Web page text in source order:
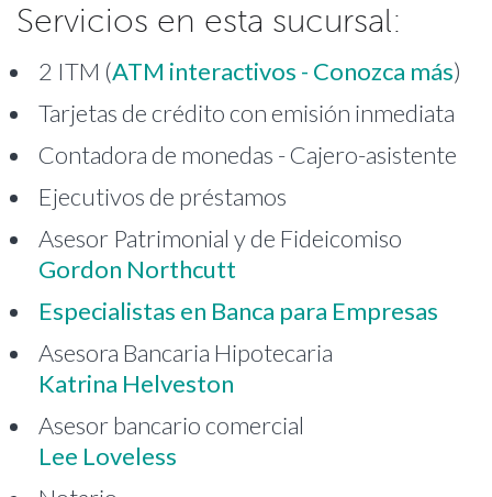
Servicios en esta sucursal:
2 ITM (ATM interactivos - Conozca más)
Tarjetas de crédito con emisión inmediata
Contadora de monedas - Cajero-asistente
Ejecutivos de préstamos
Asesor Patrimonial y de Fideicomiso
Gordon Northcutt
Especialistas en Banca para Empresas
Asesora Bancaria Hipotecaria
Katrina Helveston
Asesor bancario comercial
Lee Loveless